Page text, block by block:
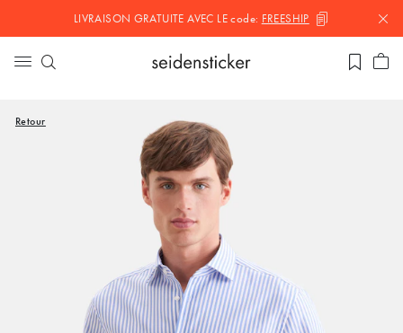
LIVRAISON GRATUITE AVEC LEcode: FREESHIP
Retour